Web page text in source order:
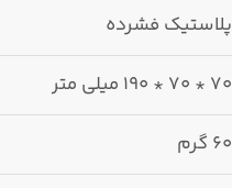
پلاستیک فشرده
70 * 70 * 190 میلی متر
60 گرم